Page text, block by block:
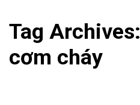
Tag Archives:
cơm cháy